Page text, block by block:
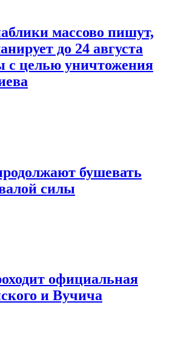
массово пишут,
до 24 августа
с целью уничтожения
бушевать
силы
официальная
и Вучича